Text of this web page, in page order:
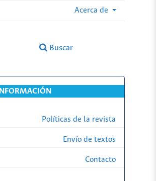
Acerca de
Buscar
INFORMACIÓN
Políticas de la revista
Envío de textos
Contacto